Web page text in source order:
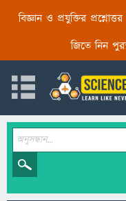
বিজ্ঞান ও প্রযুক্তির
জিতে নিন